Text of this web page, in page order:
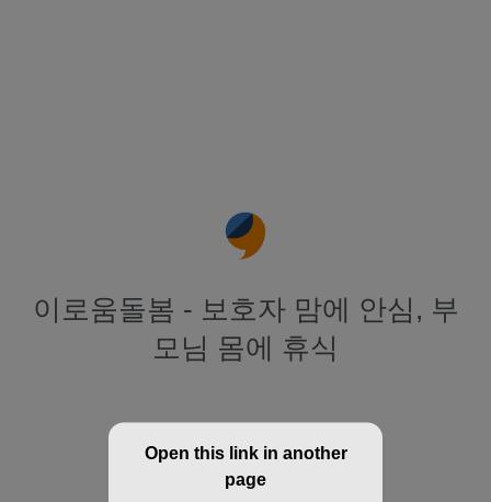
이로움돌봄 - 보호자 맘에 안심, 부
모님 몸에 휴식